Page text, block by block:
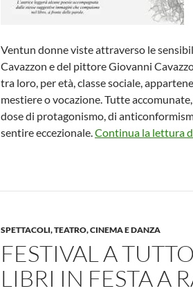
Ventun donne viste attraverso le
Cavazzon e del pittore Giovanni
tra loro, per età, classe sociale,
mestiere o vocazione. Tutte
dose di protagonismo, di
sentire eccezionale.Continua la lettura
SPETTACOLI, TEATRO, CINEMA E DANZA
FESTIVAL A
LIBRI IN FESTA A